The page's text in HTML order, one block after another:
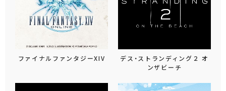
ファイナルファンタジーXIV
デス・ストランディング２ オ
ンザビーチ